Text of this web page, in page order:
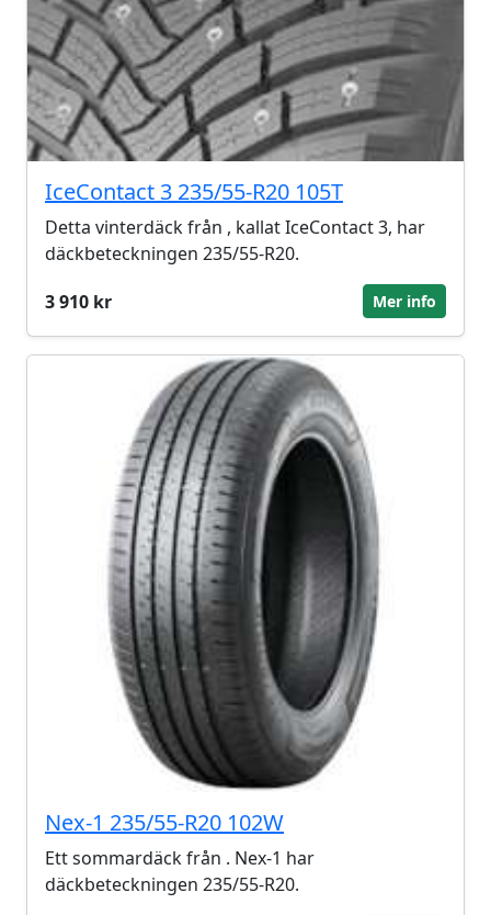
IceContact 3 235/55-R20 105T
Detta vinterdäck från , kallat IceContact 3, har
däckbeteckningen 235/55-R20.
3 910 kr
Mer info
Nex-1 235/55-R20 102W
Ett sommardäck från . Nex-1 har
däckbeteckningen 235/55-R20.